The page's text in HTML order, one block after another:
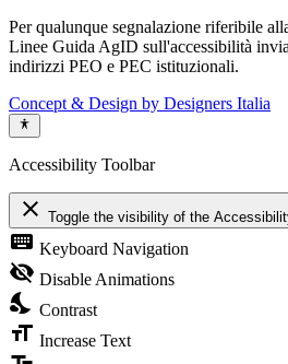
Per qualunque segnalazione riferibile
Linee Guida AgID sull'accessibilità
indirizzi PEO e PEC istituzionali.
Concept & Design by Designers Italia
Accessibility Toolbar
close Toggle the visibility of the
keyboard Keyboard Navigation
visibility_off Disable Animations
nights_stay Contrast
format_size Increase Text